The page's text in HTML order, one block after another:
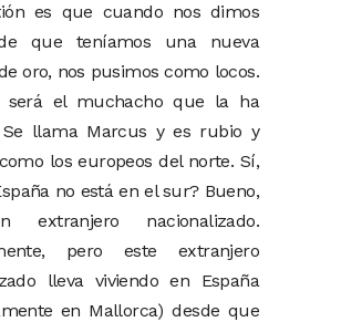
es que cuando nos dimos
que teníamos una nueva
oro, nos pusimos como locos.
será el muchacho que la ha
Se llama Marcus y es rubio y
los europeos del norte. Sí,
no está en el sur? Bueno,
extranjero nacionalizado.
pero este extranjero
lleva viviendo en España
en Mallorca) desde que